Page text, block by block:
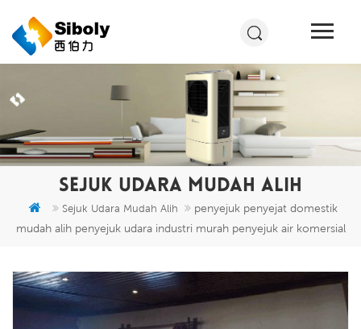
SEJUK UDARA MUDAH ALIH
Sejuk Udara Mudah Alih
penyejuk penyejat domestik
mudah alih penyejuk udara industri murah penyejuk air komersial